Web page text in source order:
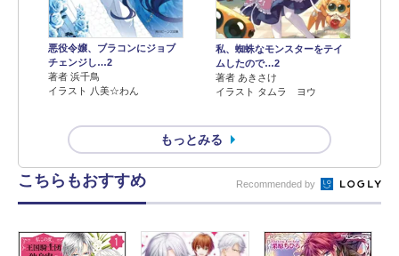
悪役令嬢、ブラコンにジョブ
チェンジし…2
著者 浜千鳥
イラスト 八美☆わん
私、蜘蛛なモンスターをテイ
ムしたので…2
著者 あきさけ
イラスト タムラ ヨウ
もっとみる
こちらもおすすめ Recommended by